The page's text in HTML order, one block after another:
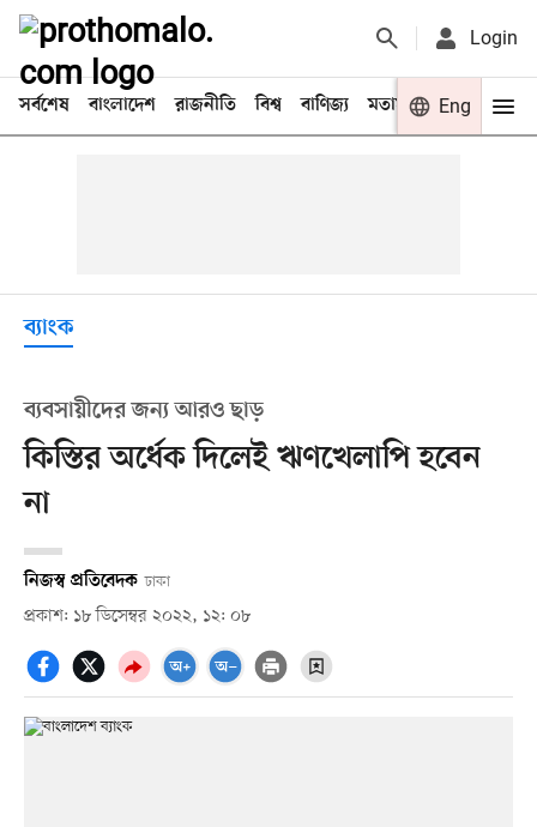
Login
সর্বশেষ বাংলাদেশ রাজনীতি বিশ্ব বাণিজ্য মতামত খেলা
Eng
ব্যাংক
ব্যবসায়ীদের জন্য আরও ছাড়
কিস্তির অর্ধেক দিলেই ঋণখেলাপি হবেন
না
নিজস্ব প্রতিবেদক ঢাকা
প্রকাশ: ১৮ ডিসেম্বর ২০২২, ১২: ০৮